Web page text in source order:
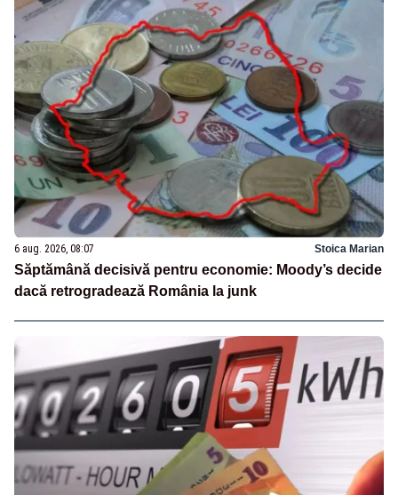
6 aug. 2026, 08:07 Stoica Marian
Săptămână decisivă pentru economie: Moody’s decide
dacă retrogradează România la junk